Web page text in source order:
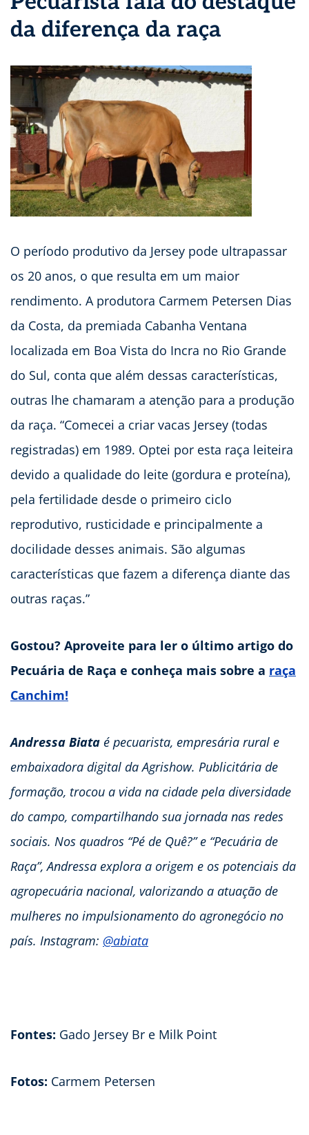
da diferença da raça
O período produtivo da Jersey pode ultrapassar
os 20 anos, o que resulta em um maior
rendimento. A produtora Carmem Petersen Dias
da Costa, da premiada Cabanha Ventana
localizada em Boa Vista do Incra no Rio Grande
do Sul, conta que além dessas características,
outras lhe chamaram a atenção para a produção
da raça. “Comecei a criar vacas Jersey (todas
registradas) em 1989. Optei por esta raça leiteira
devido a qualidade do leite (gordura e proteína),
pela fertilidade desde o primeiro ciclo
reprodutivo, rusticidade e principalmente a
docilidade desses animais. São algumas
características que fazem a diferença diante das
outras raças.”
Gostou? Aproveite para ler o último artigo do
Pecuária de Raça e conheça mais sobre a raça
Canchim!
Andressa Biata é pecuarista, empresária rural e
embaixadora digital da Agrishow. Publicitária de
formação, trocou a vida na cidade pela diversidade
do campo, compartilhando sua jornada nas redes
sociais. Nos quadros “Pé de Quê?” e “Pecuária de
Raça”, Andressa explora a origem e os potenciais da
agropecuária nacional, valorizando a atuação de
mulheres no impulsionamento do agronegócio no
país. Instagram: @abiata
Fontes: Gado Jersey Br e Milk Point
Fotos: Carmem Petersen